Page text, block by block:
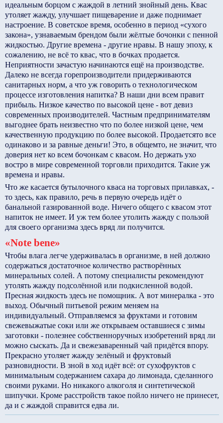
идеальным борцом с жаждой в летний знойный день. Квас
утоляет жажду, улучшает пищеварение и даже поднимает
настроение. В советское время, особенно в период «сухого
закона», узнаваемым брендом были жёлтые бочонки с пенной
жидкостью. Другие времена - другие нравы. В нашу эпоху, к
сожалению, не всё то квас, что в бочках продается.
Неприятности зачастую начинаются ещё на производстве.
Далеко не всегда горе­производители придерживаются
санитарных норм, а что уж говорить о технологическом
процессе изготовления напитка? В наши дни всем правит
прибыль. Низкое качество по высокой цене - вот девиз
современных производителей. Частным предпринимателям
выгоднее брать неизвестно что по более низкой цене, чем
качественную продукцию по более высокой. Продается­то все
одинаково и за равные деньги! Это, в общем­то, не значит, что
доверия нет ко всем бочонкам с квасом. Но держать ухо
востро в мире современной торговли приходится. Такие уж
времена и нравы.
Что же касается бутылочного кваса на торговых прилавках, -
то здесь, как правило, речь в первую очередь идёт о
банальной газированной воде. Ничего общего с квасом этот
напиток не имеет. И уж тем более утолить жажду с пользой
для своего организма здесь вряд ли получится.
«Note bene»
Чтобы влага легче удерживалась в организме, в ней должно
содержаться достаточное количество растворённых
минеральных солей. А потому специалисты рекомендуют
утолять жажду подсолённой или подкисленной водой.
Пресная жидкость здесь не помощник. А вот минералка - это
выход. Обычный питьевой режим меняем на
индивидуальный. Отправляемся за фруктами и готовим
свежевыжатые соки или же открываем оставшиеся с зимы
заготовки - полезнее собственноручных изобретений вряд ли
можно сыскать. Да и свежезаваренный чай придётся впору.
Прекрасно утоляет жажду зелёный и фруктовый
разновидности. В зной в ход идёт всё: от сухофруктов с
минимальным содержанием сахара до лимонада, сделанного
своими руками. Но никакого алкоголя и синтетической
шипучки. Кроме расстройств такое пойло ничего не принесет,
да и с жаждой справится едва ли.